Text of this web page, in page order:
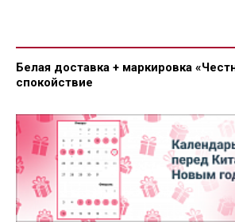
Белая доставка + маркировка
спокойствие